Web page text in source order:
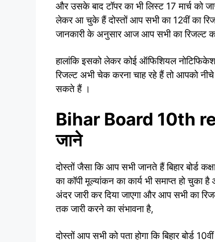
और उसके बाद टॉपर का भी लिस्ट 17 मार्च को
लेकर आ चुके हैं दोस्तों आप सभी का 12वीं का
जानकारी के अनुसार आज आप सभी का रिजल्ट
हालांकि इसको लेकर कोई ऑफिशियल नोटिफिकेशन
रिजल्ट अभी चेक करना चाह रहे हैं तो आपको
सकते हैं ।
Bihar Board 10th
जाने
दोस्तों जैसा कि आप सभी जानते हैं बिहार बोर्ड
का कॉपी मूल्यांकन का कार्य भी समाप्त हो
अंदर जारी कर दिया जाएगा और आप सभी का
तक जारी करने का संभावना है,
दोस्तों आप सभी को पता होगा कि बिहार बोर्ड